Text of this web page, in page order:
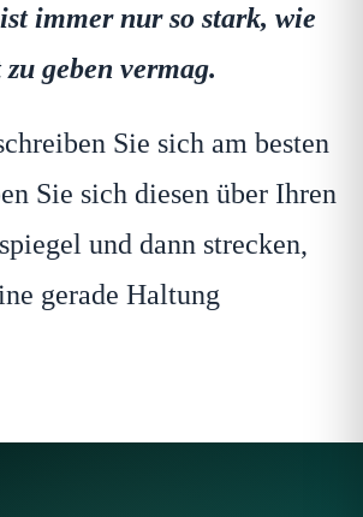
immer nur so stark, wie
geben vermag.
Sie sich am besten
Sie sich diesen über Ihren
und dann strecken,
gerade Haltung